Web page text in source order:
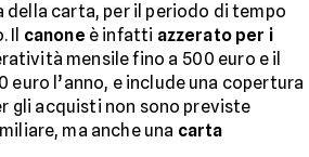
della carta, per il periodo di tempo
Il canone è infatti azzerato per i
mensile fino a 500 euro e il
l’anno, e include una copertura
gli acquisti non sono previste
ma anche una carta